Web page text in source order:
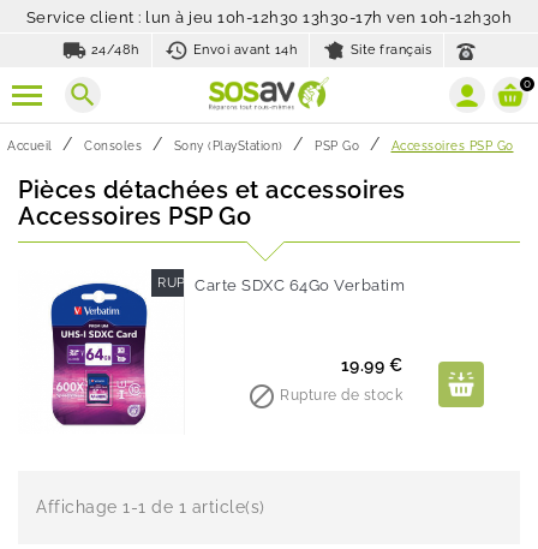
Service client : lun à jeu 10h-12h30 13h30-17h ven 10h-12h30h
local_shipping 24/48h history_toggle_off
Envoi avant 14h Site français
search 0
Accueil Consoles Sony (PlayStation) PSP Go Accessoires PSP Go
Pièces détachées et accessoires
Accessoires PSP Go
RUPTURE DE STOCK
Carte SDXC 64Go Verbatim
Prix
19.99 €
 Rupture de stock
Affichage 1-1 de 1 article(s)